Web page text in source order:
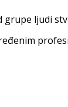
grupe ljudi